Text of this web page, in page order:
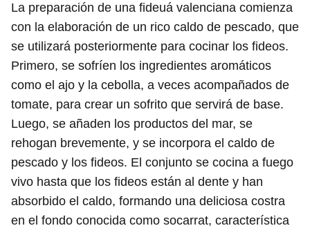
La preparación de una fideuá valenciana comienza
con la elaboración de un rico caldo de pescado, que
se utilizará posteriormente para cocinar los fideos.
Primero, se sofríen los ingredientes aromáticos
como el ajo y la cebolla, a veces acompañados de
tomate, para crear un sofrito que servirá de base.
Luego, se añaden los productos del mar, se
rehogan brevemente, y se incorpora el caldo de
pescado y los fideos. El conjunto se cocina a fuego
vivo hasta que los fideos están al dente y han
absorbido el caldo, formando una deliciosa costra
en el fondo conocida como socarrat, característica